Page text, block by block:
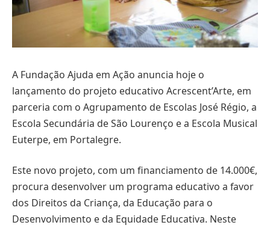
A Fundação Ajuda em Ação anuncia hoje o
lançamento do projeto educativo Acrescent’Arte, em
parceria com o Agrupamento de Escolas José Régio, a
Escola Secundária de São Lourenço e a Escola Musical
Euterpe, em Portalegre.
Este novo projeto, com um financiamento de 14.000€,
procura desenvolver um programa educativo a favor
dos Direitos da Criança, da Educação para o
Desenvolvimento e da Equidade Educativa. Neste